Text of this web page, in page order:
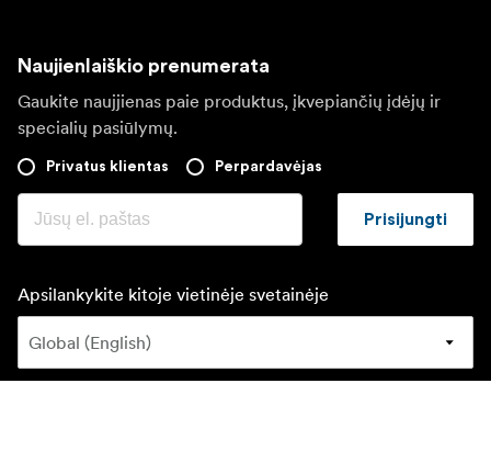
Naujienlaiškio prenumerata
Gaukite naujjienas paie produktus, įkvepiančių įdėjų ir
specialių pasiūlymų.
Privatus klientas Perpardavėjas
Prisijungti
Apsilankykite kitoje vietinėje svetainėje